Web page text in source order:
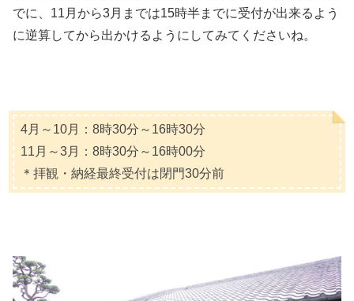
でに、11月から3月までは15時半までに受付が出来るよう
に逆算してから出かけるようにしてみてくださいね。
4月～10月：8時30分～16時30分
11月～3月：8時30分～16時00分
＊拝観・納経最終受付は閉門30分前